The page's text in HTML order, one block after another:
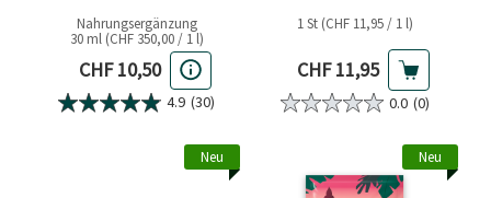
Nahrungsergänzung
30 ml (CHF 350,00 / 1 l)
Aktueller Preis
CHF 10,50
4.9 (30)
1 St (CHF 11,95 / 1 l)
Aktueller Preis
CHF 11,95
0.0 (0)
Neu Neu